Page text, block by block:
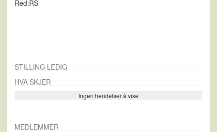
Red:RS
STILLING LEDIG
HVA SKJER
Ingen hendelser å vise
Se flere…
MEDLEMMER